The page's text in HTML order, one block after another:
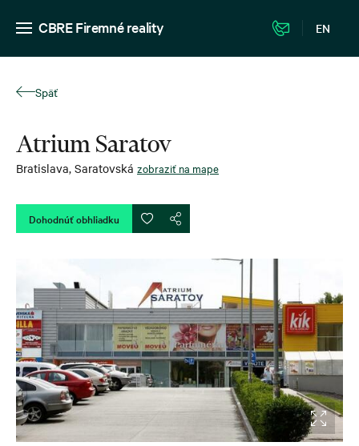
CBRE Firemné reality EN
Späť
Atrium Saratov
Bratislava, Saratovská zobraziť na mape
Dohodnúť obhliadku